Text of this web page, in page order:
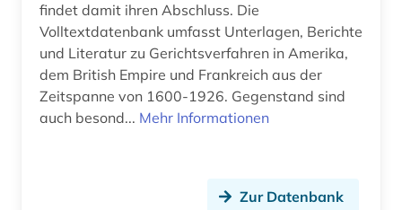
arbeitslosigkeit (4)
arbeitsmarkt (3)
arbeitsmarktforschung (1)
Osteuropa (5)
Ostmitteleuropa (2)
Palaestina (1)
Polen (6)
findet damit ihren Abschluss. Die
Volltextdatenbank umfasst Unterlagen, Berichte
und Literatur zu Gerichtsverfahren in Amerika,
dem British Empire und Frankreich aus der
Zeitspanne von 1600-1926. Gegenstand sind
auch besond... Mehr Informationen
Zur Datenbank